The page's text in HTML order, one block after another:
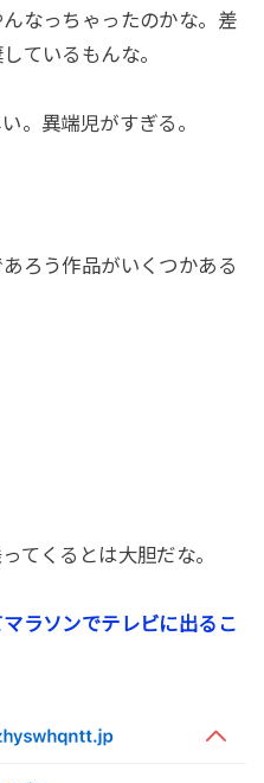
なっちゃったのかな。差
ているもんな。
。異端児がすぎる。
ろう作品がいくつかある
てくるとは大胆だな。
ラソンでテレビに出るこ